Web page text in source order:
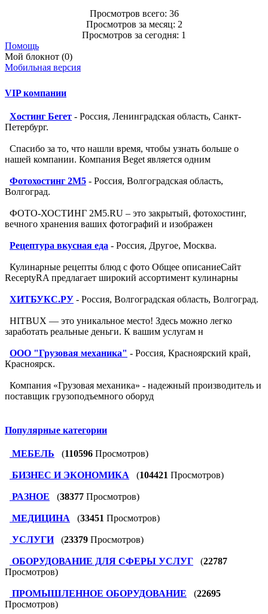
Просмотров всего: 36
Просмотров за месяц: 2
Просмотров за сегодня: 1
Помощь
Мой блокнот (0)
Мобильная версия
VIP компании
Хостинг Бегет - Россия, Ленинградская область, Санкт-
Петербург.
Спасибо за то, что нашли время, чтобы узнать больше о
нашей компании. Компания Beget является одним
Фотохостинг 2M5 - Россия, Волгоградская область,
Волгоград.
ФОТО-ХОСТИНГ 2M5.RU – это закрытый, фотохостинг,
вечного хранения ваших фотографий и изображен
Рецептура вкусная еда - Россия, Другое, Москва.
Кулинарные рецепты блюд с фото Общее описаниеСайт
ReceptyRA предлагает широкий ассортимент кулинарны
ХИТБУКС.РУ - Россия, Волгоградская область, Волгоград.
HITBUX — это уникальное место! Здесь можно легко
заработать реальные деньги. К вашим услугам н
ООО "Грузовая механика" - Россия, Красноярский край,
Красноярск.
Компания «Грузовая механика» - надежный производитель и
поставщик грузоподъемного оборуд
Популярные категории
МЕБЕЛЬ (110596 Просмотров)
БИЗНЕС И ЭКОНОМИКА (104421 Просмотров)
РАЗНОЕ (38377 Просмотров)
МЕДИЦИНА (33451 Просмотров)
УСЛУГИ (23379 Просмотров)
ОБОРУДОВАНИЕ ДЛЯ СФЕРЫ УСЛУГ (22787
Просмотров)
ПРОМЫШЛЕННОЕ ОБОРУДОВАНИЕ (22695
Просмотров)